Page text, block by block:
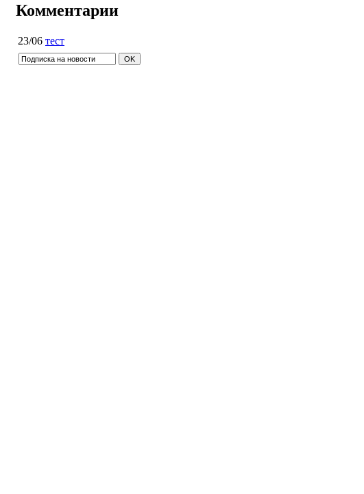
Комментарии
23/06 тест